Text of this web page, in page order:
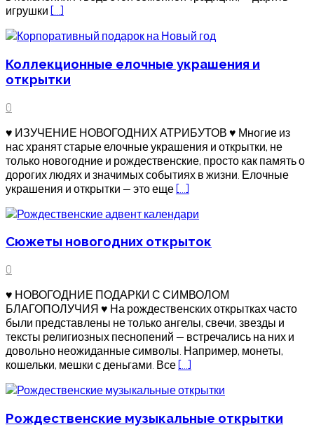
игрушки […]
Коллекционные елочные украшения и
открытки
0
♥ ИЗУЧЕНИЕ НОВОГОДНИХ АТРИБУТОВ ♥ Многие из
нас хранят старые елочные украшения и открытки, не
только новогодние и рождественские, просто как память о
дорогих людях и значимых событиях в жизни. Елочные
украшения и открытки — это еще[…]
Сюжеты новогодних открыток
0
♥ НОВОГОДНИЕ ПОДАРКИ С СИМВОЛОМ
БЛАГОПОЛУЧИЯ ♥ На рождественских открытках часто
были представлены не только ангелы, свечи, звезды и
тексты религиозных песнопений — встречались на них и
довольно неожиданные символы. Например, монеты,
кошельки, мешки с деньгами. Все[…]
Рождественские музыкальные открытки